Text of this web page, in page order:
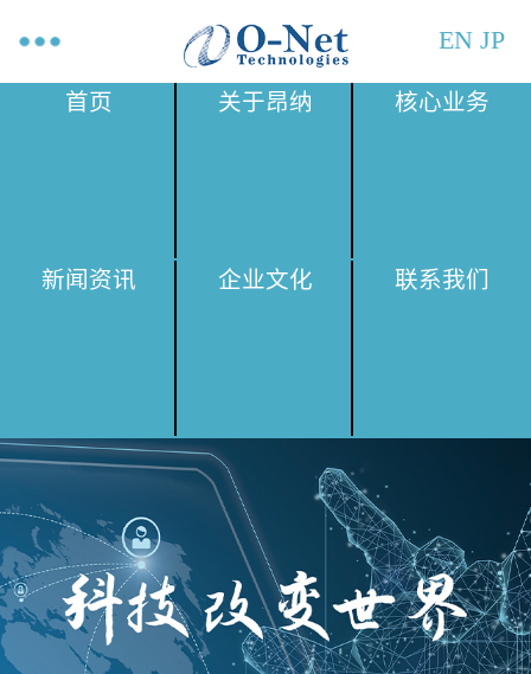
EN JP
首页 关于昂纳 核心业务
新闻资讯 企业文化 联系我们